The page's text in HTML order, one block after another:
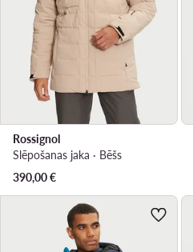
Rossignol
Slēpošanas jaka · Bēšs
390,00€